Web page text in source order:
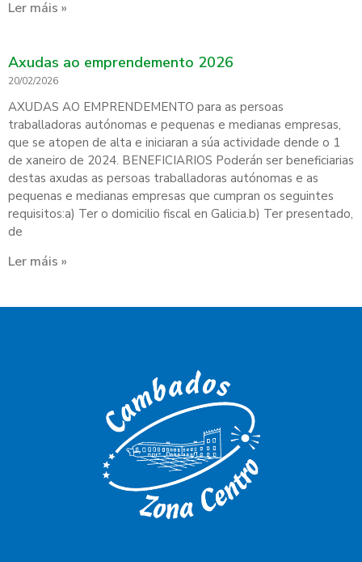
Ler máis »
Axudas ao emprendemento 2026
20/02/2026
AXUDAS AO EMPRENDEMENTO para as persoas
traballadoras autónomas e pequenas e medianas empresas,
que se atopen de alta e iniciaran a súa actividade dende o 1
de xaneiro de 2024. BENEFICIARIOS Poderán ser beneficiarias
destas axudas as persoas traballadoras autónomas e as
pequenas e medianas empresas que cumpran os seguintes
requisitos:a) Ter o domicilio fiscal en Galicia.b) Ter presentado,
de
Ler máis »